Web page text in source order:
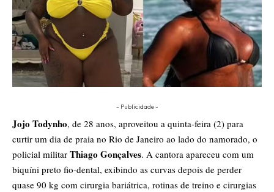
- Publicidade -
Jojo Todynho, de 28 anos, aproveitou a quinta-feira (2) para
curtir um dia de praia no Rio de Janeiro ao lado do namorado, o
policial militar Thiago Gonçalves. A cantora apareceu com um
biquíni preto fio-dental, exibindo as curvas depois de perder
quase 90 kg com cirurgia bariátrica, rotinas de treino e cirurgias